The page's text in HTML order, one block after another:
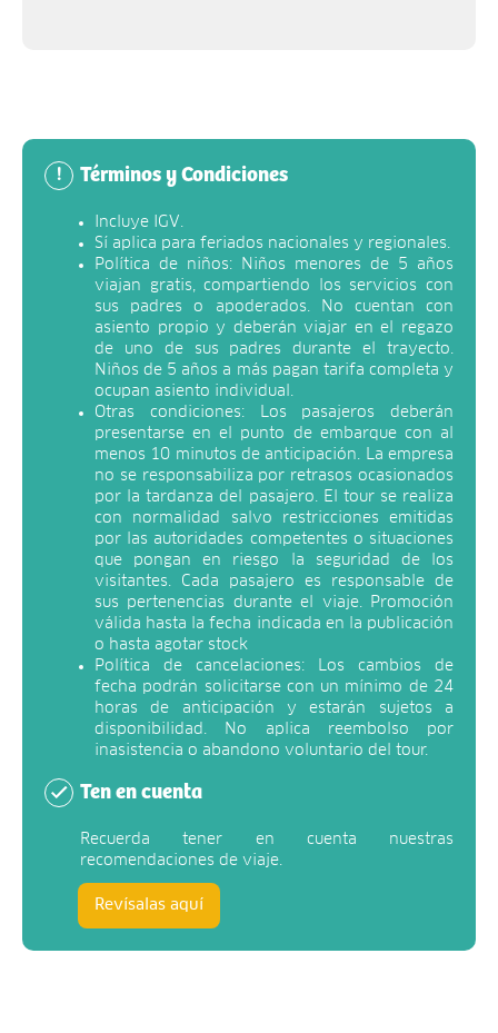
! Términos y Condiciones
Incluye IGV.
Sí aplica para feriados nacionales y regionales.
Política de niños: Niños menores de 5 años
viajan gratis, compartiendo los servicios con
sus padres o apoderados. No cuentan con
asiento propio y deberán viajar en el regazo
de uno de sus padres durante el trayecto.
Niños de 5 años a más pagan tarifa completa y
ocupan asiento individual.
Otras condiciones: Los pasajeros deberán
presentarse en el punto de embarque con al
menos 10 minutos de anticipación. La empresa
no se responsabiliza por retrasos ocasionados
por la tardanza del pasajero. El tour se realiza
con normalidad salvo restricciones emitidas
por las autoridades competentes o situaciones
que pongan en riesgo la seguridad de los
visitantes. Cada pasajero es responsable de
sus pertenencias durante el viaje. Promoción
válida hasta la fecha indicada en la publicación
o hasta agotar stock
Política de cancelaciones: Los cambios de
fecha podrán solicitarse con un mínimo de 24
horas de anticipación y estarán sujetos a
disponibilidad. No aplica reembolso por
inasistencia o abandono voluntario del tour.
Ten en cuenta
Recuerda tener en cuenta nuestras
recomendaciones de viaje.
Revísalas aquí